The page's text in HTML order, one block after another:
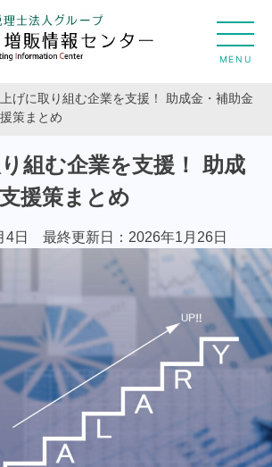
MENU
げに取り組む企業を支援！ 助成金・補助金
策まとめ
組む企業を支援！ 助成
援策まとめ
4日 最終更新日： 2026年1月26日